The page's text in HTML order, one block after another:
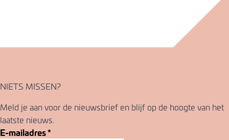
NIETS MISSEN?
Meld je aan voor de nieuwsbrief en blijf op de hoogte van het
laatste nieuws.
E-mailadres*